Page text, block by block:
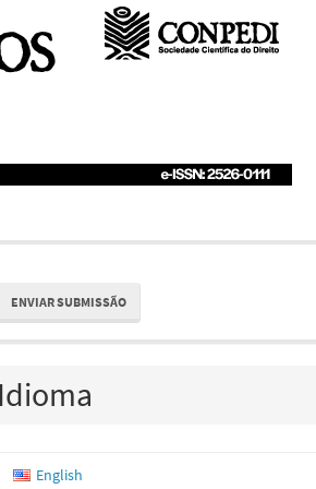
ENVIAR SUBMISSÃO
Idioma
English